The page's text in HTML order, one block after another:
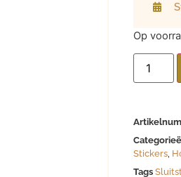
Op
Stickers,
Tags